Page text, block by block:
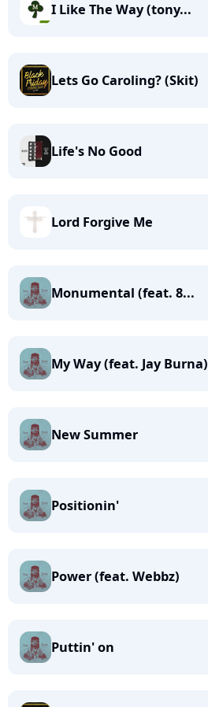
I Like The Way (tony...
Lets Go Caroling? (Skit)
Life's No Good
Lord Forgive Me
Monumental (feat. 8...
My Way (feat. Jay Burna)
New Summer
Positionin'
Power (feat. Webbz)
Puttin' on